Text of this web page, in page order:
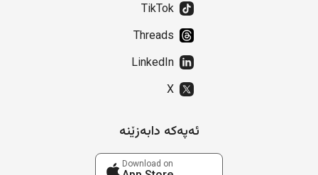
TikTok
Threads
LinkedIn
X
ئەپەکە دابەزێنە
Download on